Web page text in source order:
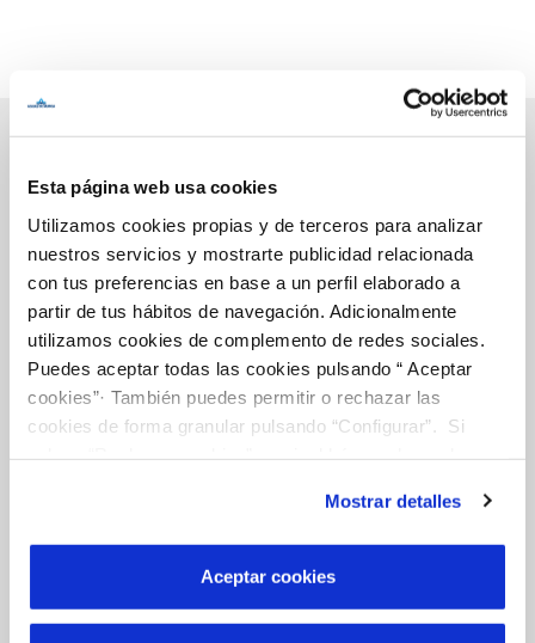
Esta página web usa cookies
Utilizamos cookies propias y de terceros para analizar
nuestros servicios y mostrarte publicidad relacionada
con tus preferencias en base a un perfil elaborado a
partir de tus hábitos de navegación. Adicionalmente
utilizamos cookies de complemento de redes sociales.
Puedes aceptar todas las cookies pulsando “ Aceptar
cookies”· También puedes permitir o rechazar las
cookies de forma granular pulsando “Configurar”. Si
son indispensables para que el sitio web funcione y que
por tanto no se pueden desactivar. Puedes consultar
más información en nuestraPolítica de Cookies
Mostrar detalles
Aceptar cookies
Inicio
Gestiones Online
FACTURAS, PAGOS Y CONSUMOS